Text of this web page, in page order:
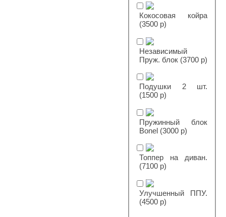
Кокосовая койра
(3500 р)
Независимый
Пруж. блок (3700 р)
Подушки 2 шт.
(1500 р)
Пружинный блок
Bonel (3000 р)
Топпер на диван.
(7100 р)
Улучшенный ППУ.
(4500 р)